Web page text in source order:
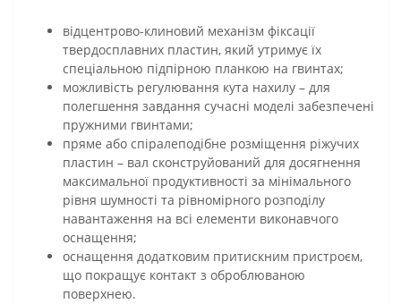
відцентрово-клиновий механізм фіксації
твердосплавних пластин, який утримує їх
спеціальною підпірною планкою на гвинтах;
можливість регулювання кута нахилу – для
полегшення завдання сучасні моделі забезпечені
пружними гвинтами;
пряме або спіралеподібне розміщення ріжучих
пластин – вал сконструйований для досягнення
максимальної продуктивності за мінімального
рівня шумності та рівномірного розподілу
навантаження на всі елементи виконавчого
оснащення;
оснащення додатковим притискним пристроєм,
що покращує контакт з оброблюваною
поверхнею.